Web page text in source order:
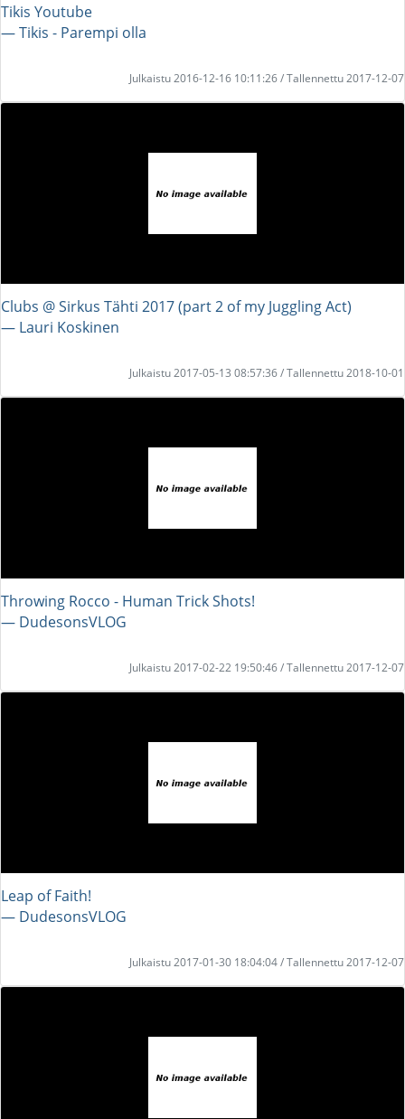
Tikis Youtube
― Tikis - Parempi olla
Julkaistu 2016-12-16 10:11:26 / Tallennettu 2017-12-07
Clubs @ Sirkus Tähti 2017 (part 2 of my Juggling Act)
― Lauri Koskinen
Julkaistu 2017-05-13 08:57:36 / Tallennettu 2018-10-01
Throwing Rocco - Human Trick Shots!
― DudesonsVLOG
Julkaistu 2017-02-22 19:50:46 / Tallennettu 2017-12-07
Leap of Faith!
― DudesonsVLOG
Julkaistu 2017-01-30 18:04:04 / Tallennettu 2017-12-07